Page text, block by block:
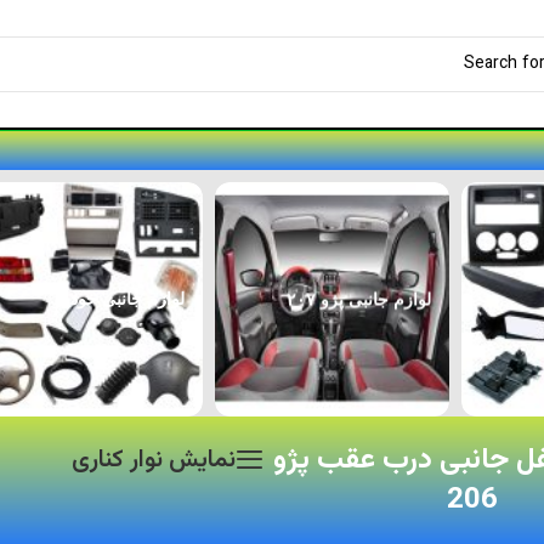
لوازم جانبی پژو ۲۰۷ لوازم جانبی خودرو
جانبی درب عقب پژو
206
نمایش نوار کناری